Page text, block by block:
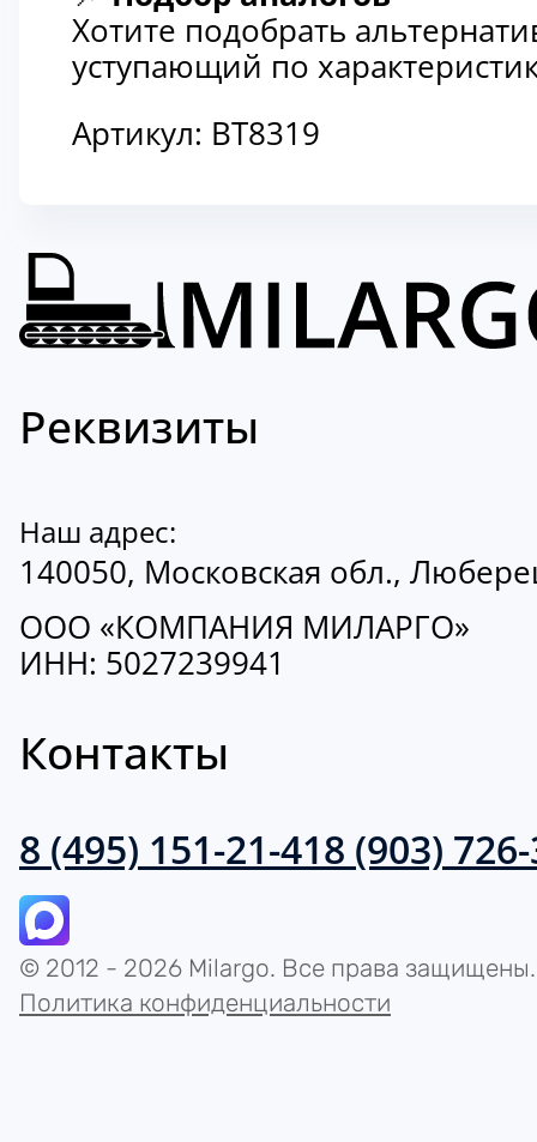
Хотите подобрать
уступающий по
Артикул: BT8319
Реквизиты
Наш адрес:
140050, Московская обл.,
ООО «КОМПАНИЯ МИЛАРГО»
ИНН: 5027239941
Контакты
8 (495) 151-21-418 (903)
© 2012 - 2026 Milargo. Все права защищены.
Политика конфиденциальности